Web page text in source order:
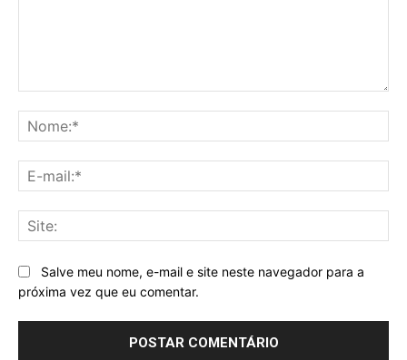
Salve meu nome, e-mail e site neste navegador para a
próxima vez que eu comentar.